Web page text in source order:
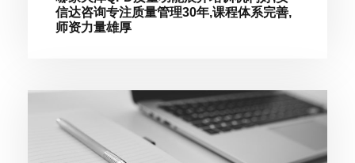
信达咨询专注质量管理30年,课程体系完善,
师资力量雄厚